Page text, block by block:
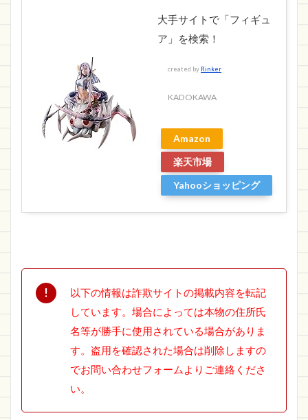
大手サイトで「フィギュ
ア」を検索！
created by Rinker
KADOKAWA
Amazon
楽天市場
Yahooショッピング
以下の情報は詐欺サイトの掲載内容を転記
しています。場合によっては本物の住所氏
名等が勝手に使用されている場合がありま
す。盗用を確認された場合は削除しますの
でお問い合わせフォームよりご連絡くださ
い。